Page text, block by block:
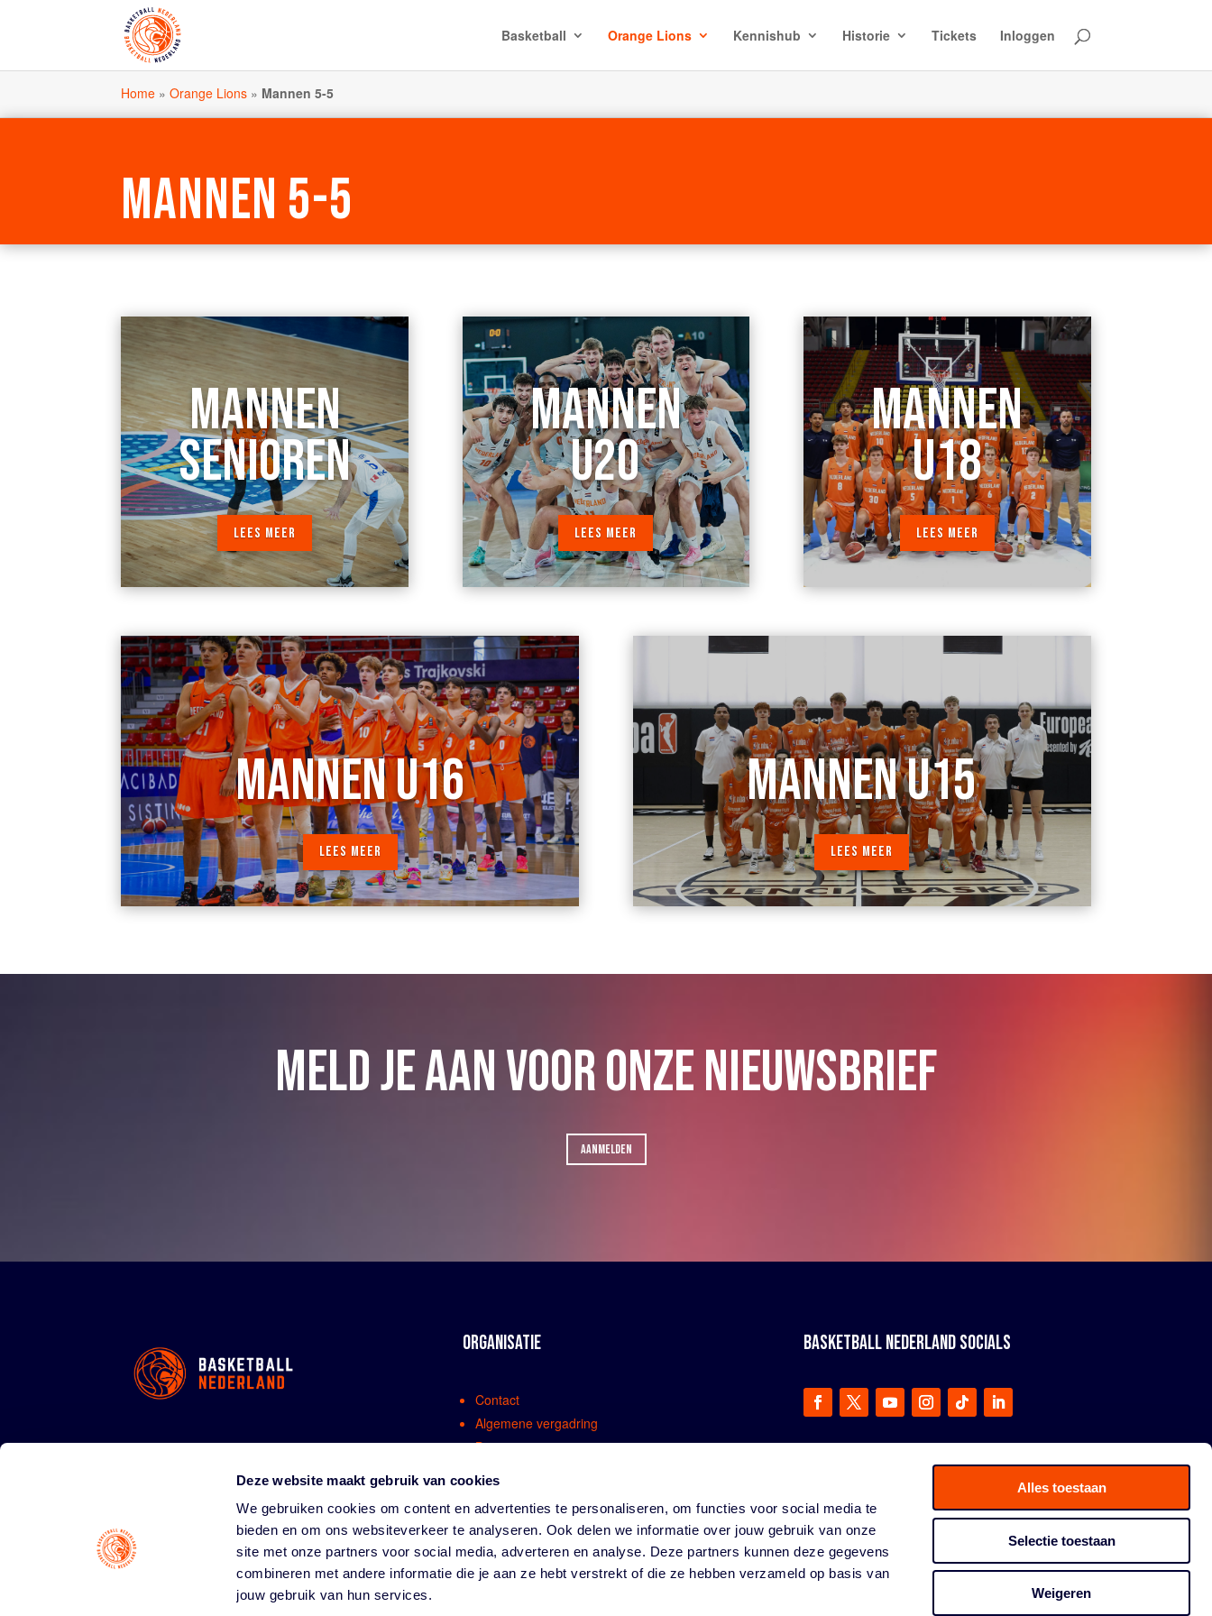
Deze website maakt gebruik van cookies
We gebruiken cookies om content en advertenties te personaliseren, om functies voor social media te
bieden en om ons websiteverkeer te analyseren. Ook delen we informatie over jouw gebruik van onze
site met onze partners voor social media, adverteren en analyse. Deze partners kunnen deze gegevens
combineren met andere informatie die je aan ze hebt verstrekt of die ze hebben verzameld op basis van
jouw gebruik van hun services.
Alles toestaan
Selectie toestaan
Weigeren
Basketball Orange Lions Kennishub Historie Tickets Inloggen
Home »Orange Lions » Mannen 5-5
MANNEN 5-5
MANNEN
SENIOREN
LEES MEER
MANNEN
U20
LEES MEER
MANNEN
U18
LEES MEER
MANNEN U16
LEES MEER
MANNEN U15
LEES MEER
MELD JE AAN VOOR ONZE NIEUWSBRIEF
AANMELDEN
ORGANISATIE
Contact
Algemene vergadring
Bestuur
Bondsreglementen
Klachtenregeling
Partners
Vacatures
BASKETBALL NEDERLAND SOCIALS